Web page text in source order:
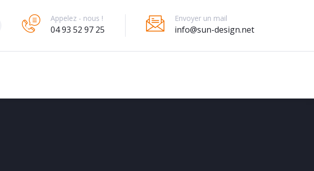
Appelez - nous !
04 93 52 97 25
Envoyer un mail
info@sun-design.net